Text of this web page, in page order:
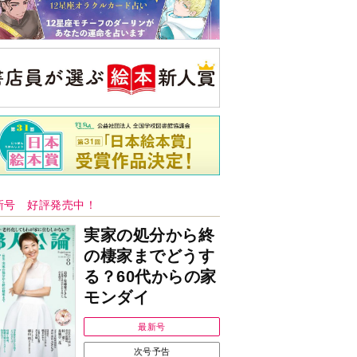
号 好評発売中！
実家の処分から終
の棲家までどうす
る？60代からの家
モンダイ
最新号
次号予告